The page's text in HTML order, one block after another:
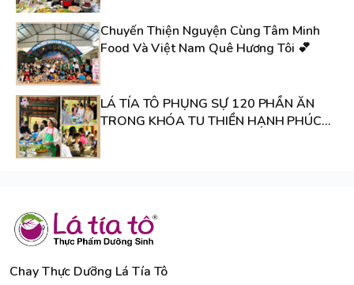
Chuyến Thiện Nguyện Cùng Tâm Minh
Food Và Việt Nam Quê Hương Tôi 💕
LÁ TÍA TÔ PHỤNG SỰ 120 PHẦN ĂN
TRONG KHÓA TU THIỀN HẠNH PHÚC
Chay Thực Dưỡng Lá Tía Tô